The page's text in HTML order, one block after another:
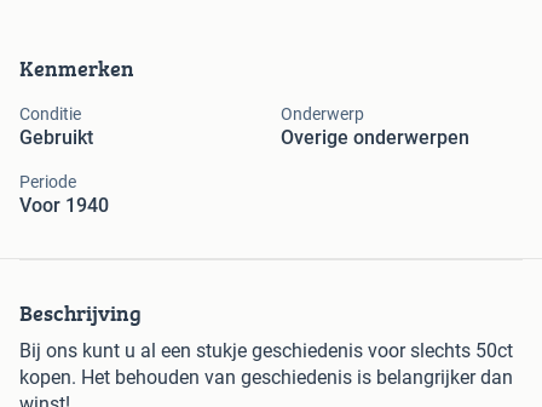
Kenmerken
Conditie
Gebruikt
Onderwerp
Overige onderwerpen
Periode
Voor 1940
Beschrijving
Bij ons kunt u al een stukje geschiedenis voor slechts 50ct
kopen. Het behouden van geschiedenis is belangrijker dan